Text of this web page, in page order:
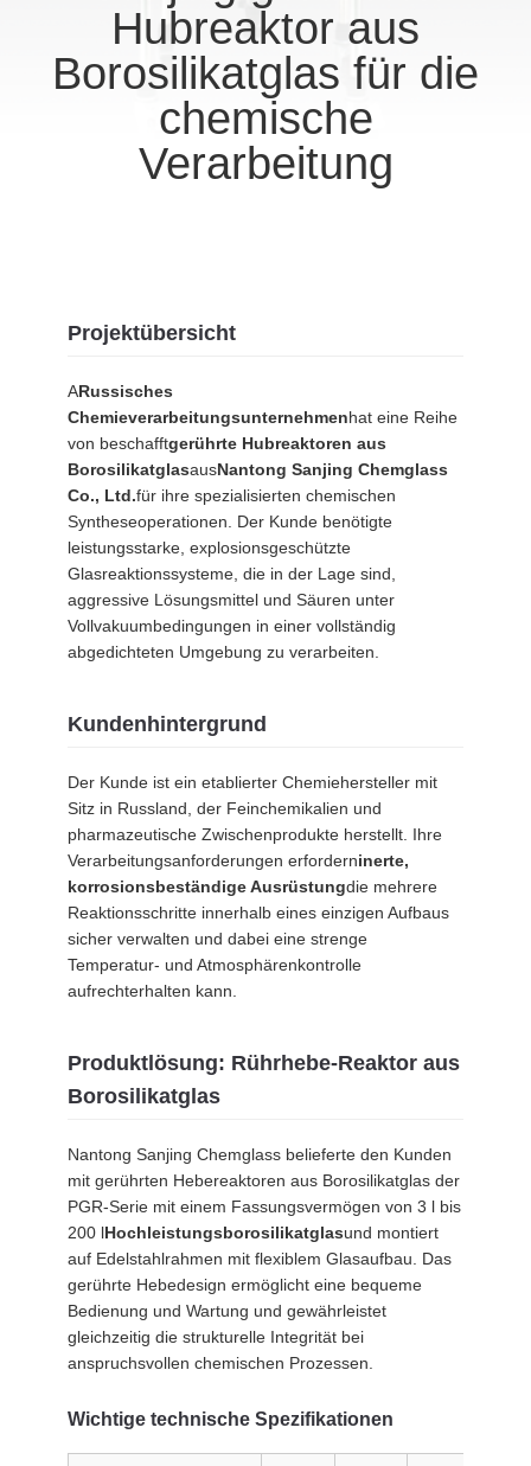
VERBINDUNG
NACHRICHTEN
ZITAT
SITEMAP
DATENSCHUTZRICHTLINIE
Hubreaktor aus
Borosilikatglas für die
chemische
Verarbeitung
Projektübersicht
ARussisches
Chemieverarbeitungsunternehmenhat eine Reihe
von beschafftgerührte Hubreaktoren aus
BorosilikatglasausNantong Sanjing Chemglass
Co., Ltd.für ihre spezialisierten chemischen
Syntheseoperationen. Der Kunde benötigte
leistungsstarke, explosionsgeschützte
Glasreaktionssysteme, die in der Lage sind,
aggressive Lösungsmittel und Säuren unter
Vollvakuumbedingungen in einer vollständig
abgedichteten Umgebung zu verarbeiten.
Kundenhintergrund
Der Kunde ist ein etablierter Chemiehersteller mit
Sitz in Russland, der Feinchemikalien und
pharmazeutische Zwischenprodukte herstellt. Ihre
Verarbeitungsanforderungen erforderninerte,
korrosionsbeständige Ausrüstungdie mehrere
Reaktionsschritte innerhalb eines einzigen Aufbaus
sicher verwalten und dabei eine strenge
Temperatur- und Atmosphärenkontrolle
aufrechterhalten kann.
Produktlösung: Rührhebe-Reaktor aus
Borosilikatglas
Nantong Sanjing Chemglass belieferte den Kunden
mit gerührten Hebereaktoren aus Borosilikatglas der
PGR-Serie mit einem Fassungsvermögen von 3 l bis
200 lHochleistungsborosilikatglasund montiert
auf Edelstahlrahmen mit flexiblem Glasaufbau. Das
gerührte Hebedesign ermöglicht eine bequeme
Bedienung und Wartung und gewährleistet
gleichzeitig die strukturelle Integrität bei
anspruchsvollen chemischen Prozessen.
Wichtige technische Spezifikationen